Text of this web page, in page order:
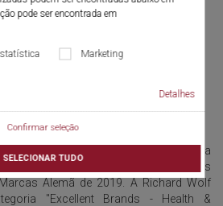
pode ser encontrada em
Marketing
Detalhes
Confirmar seleção
SELECIONAR TUDO
2019) A empresa de tecnologia médica
duas vezes na categoria "Marcas
Alemã de 2019. A Richard Wolf
"Excellent Brands - Health &